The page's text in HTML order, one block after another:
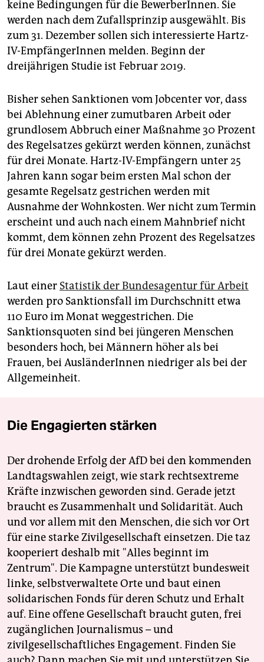
keine Bedingungen für die BewerberInnen. Sie
werden nach dem Zufallsprinzip ausgewählt. Bis
zum 31. Dezember sollen sich interessierte Hartz-
IV-EmpfängerInnen melden. Beginn der
dreijährigen Studie ist Februar 2019.
Bisher sehen Sanktionen vom Jobcenter vor, dass
bei Ablehnung einer zumutbaren Arbeit oder
grundlosem Abbruch einer Maßnahme 30 Prozent
des Regelsatzes gekürzt werden können, zunächst
für drei Monate. Hartz-IV-Empfängern unter 25
Jahren kann sogar beim ersten Mal schon der
gesamte Regelsatz gestrichen werden mit
Ausnahme der Wohnkosten. Wer nicht zum Termin
erscheint und auch nach einem Mahnbrief nicht
kommt, dem können zehn Prozent des Regelsatzes
für drei Monate gekürzt werden.
Laut einer Statistik der Bundesagentur für Arbeit
werden pro Sanktionsfall im Durchschnitt etwa
110 Euro im Monat weggestrichen. Die
Sanktionsquoten sind bei jüngeren Menschen
besonders hoch, bei Männern höher als bei
Frauen, bei AusländerInnen niedriger als bei der
Allgemeinheit.
Die Engagierten stärken
Der drohende Erfolg der AfD bei den kommenden
Landtagswahlen zeigt, wie stark rechtsextreme
Kräfte inzwischen geworden sind. Gerade jetzt
braucht es Zusammenhalt und Solidarität. Auch
und vor allem mit den Menschen, die sich vor Ort
für eine starke Zivilgesellschaft einsetzen. Die taz
kooperiert deshalb mit "Alles beginnt im
Zentrum". Die Kampagne unterstützt bundesweit
linke, selbstverwaltete Orte und baut einen
solidarischen Fonds für deren Schutz und Erhalt
auf. Eine offene Gesellschaft braucht guten, frei
zugänglichen Journalismus – und
zivilgesellschaftliches Engagement. Finden Sie